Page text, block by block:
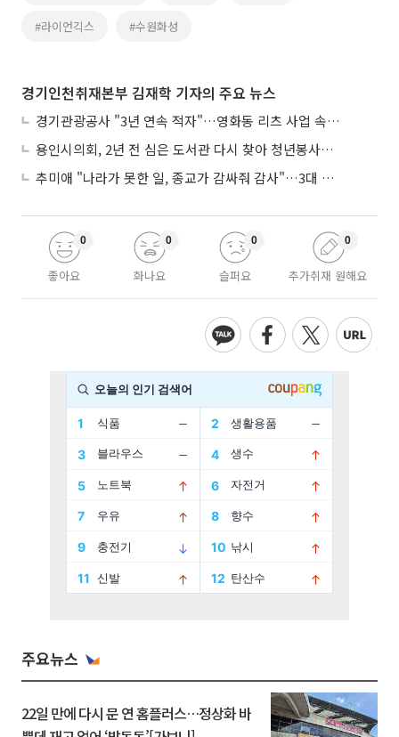
#라이언긱스 #수원화성
경기인천취재본부 김재학 기자의 주요 뉴스
경기관광공사 "3년 연속 적자"…영화동 리츠 사업 속도 놓고 수원시와 이견
용인시의회, 2년 전 심은 도서관 다시 찾아 청년봉사단 약속까지
추미애 "나라가 못한 일, 종교가 감싸줘 감사"…3대 종단과 첫 만남
좋아요
0
화나요
0
슬퍼요
0
추가취재 원해요
0
주요뉴스
22일 만에 다시 문 연 홈플러스…정상화 바